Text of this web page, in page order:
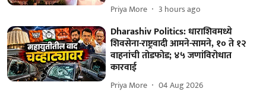
Priya More 3 hours ago
Dharashiv Politics: धाराशिवमध्ये
शिवसेना-राष्ट्रवादी आमने-सामने, १० ते १२
वाहनांची तोडफोड; ४५ जणांविरोधात
कारवाई
Priya More 04 Aug 2026